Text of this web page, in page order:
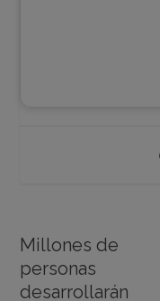
Millones de
personas
desarrollarán